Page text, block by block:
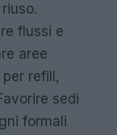
flussi e
aree
refill,
sedi
formali